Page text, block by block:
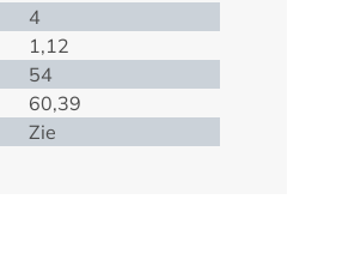
4
1,12
54
60,39
Zie